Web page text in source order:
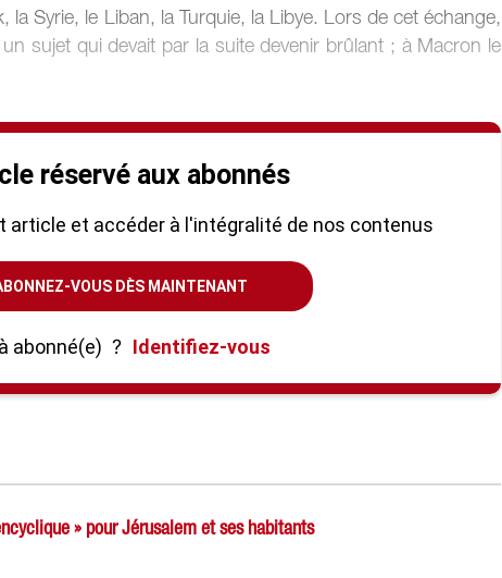
la Syrie, le Liban, la Turquie, la Libye. Lors de cet échange,
sujet qui devait par la suite devenir brûlant ; à Macron le
réservé aux abonnés
article et accéder à l'intégralité de nos contenus
VOUS DÈS MAINTENANT
abonné(e) ? Identifiez-vous
» pour Jérusalem et ses habitants